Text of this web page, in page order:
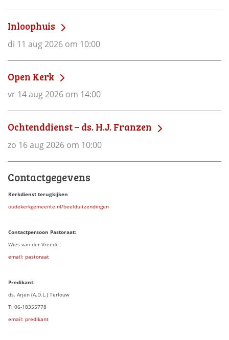
Inloophuis
di 11 aug 2026 om 10:00
Open Kerk
vr 14 aug 2026 om 14:00
Ochtenddienst – ds. H.J. Franzen
zo 16 aug 2026 om 10:00
Contactgegevens
Kerkdienst terugkijken
oudekerkgemeente.nl/beelduitzendingen
Contactpersoon Pastoraat:
Wies van der Vreede
email: pastoraat
Predikant:
ds. Arjen (A.D.L.) Terlouw
T: 06-18355778
email: predikant